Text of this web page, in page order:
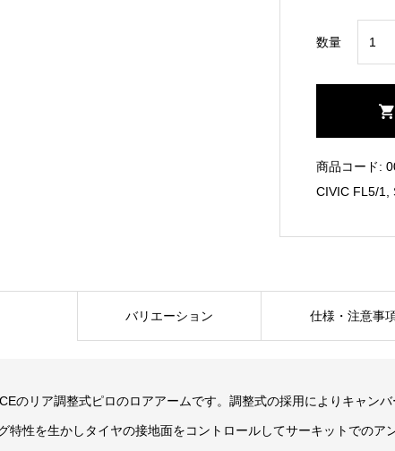
数量
Rear
Lower
商品コード:
CIVIC FL5/1,
バリエーション 仕様・注意事
のリア調整式ピロのロアアームです。調整式の採用によりキャン
特性を生かしタイヤの接地面をコントロールしてサーキットでのア